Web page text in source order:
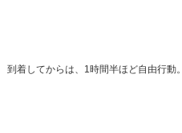
到着してからは、1時間半ほど自由行動。